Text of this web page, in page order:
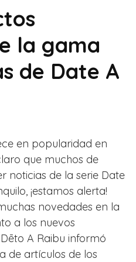
la gama
de Date A
en popularidad en
que muchos de
noticias de la serie Date
¡estamos alerta!
novedades en la
a los nuevos
A Raibu informó
de artículos de los